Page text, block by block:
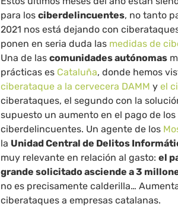
para losciberdelincuentes, no tanto
2021 nos está dejando con
ponen en seria duda las medidas de
Una de lascomunidades autónomas
prácticas es Cataluña, donde hemos
ciberataque a la cervecera DAMM yel
ciberataques, el segundo con la
supuesto un aumento en el pago de
ciberdelincuentes. Un agente de los
la Unidad Central de Delitos
muy relevante en relación al gasto:el
grande solicitado asciende a 3
no es precisamente calderilla…
ciberataques a empresas catalanas.